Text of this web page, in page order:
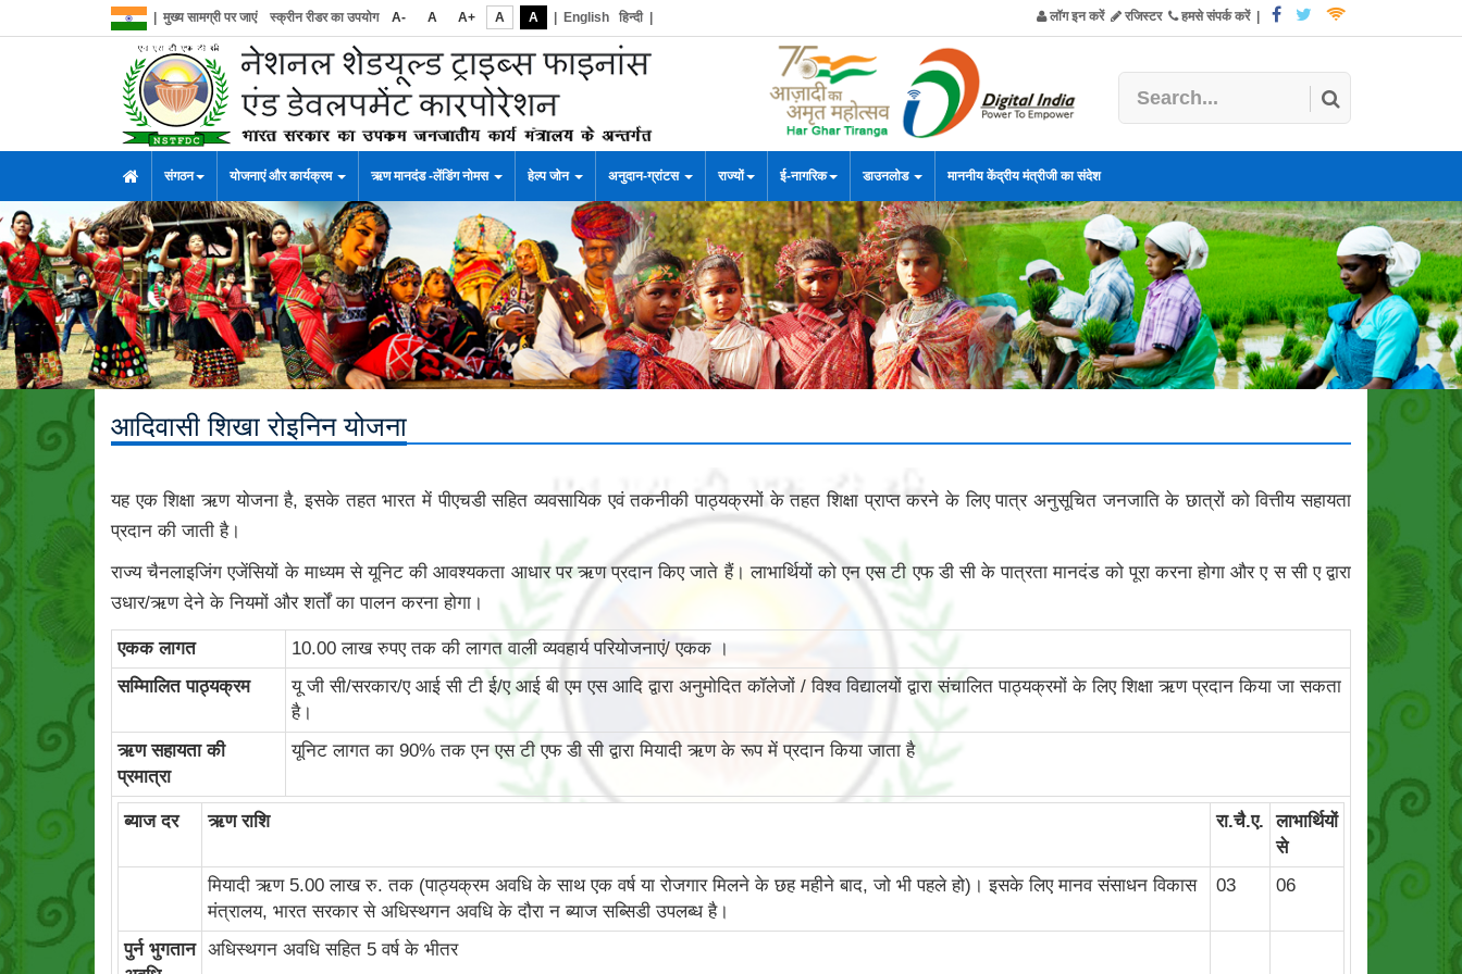
मुख्य सामग्री पर जाएं स्क्रीन रीडर का उपयोग A- A A+ A A English हिन्दी| लॉग इन करें रजिस्टर हमसे संपर्क करें|
संगठन योजनाएं और कार्यक्रम ऋण मानदंड -लेंडिंग नोमस हेल्प जोन अनुदान-ग्रांटस राज्यों ई-नागरिक डाउनलोड माननीय केंद्रीय मंत्रीजी का संदेश
आदिवासी शिखा रोइनिन योजना
यह एक शिक्षा ऋण योजना है, इसके तहत भारत में पीएचडी सहित व्यवसायिक एवं तकनीकी पाठ्यक्रमों के तहत शिक्षा प्राप्त करने के लिए पात्र अनुसूचित जनजाति के छात्रों को वित्तीय सहायता
प्रदान की जाती है।
राज्य चैनलाइजिंग एजेंसियों के माध्यम से यूनिट की आवश्यकता आधार पर ऋण प्रदान किए जाते हैं। लाभार्थियों को एन एस टी एफ डी सी के पात्रता मानदंड को पूरा करना होगा और ए स सी ए द्वारा
उधार/ऋण देने के नियमों और शर्तों का पालन करना होगा।
एकक लागत
10.00 लाख रुपए तक की लागत वाली व्यवहार्य परियोजनाएं/ एकक ।
सम्मिालित पाठ्यक्रम
यू जी सी/सरकार/ए आई सी टी ई/ए आई बी एम एस आदि द्वारा अनुमोदित कॉलेजों / विश्व विद्यालयों द्वारा संचालित पाठ्यक्रमों के लिए शिक्षा ऋण प्रदान किया जा सकता
है।
ऋण सहायता की
प्रमात्रा
यूनिट लागत का 90% तक एन एस टी एफ डी सी द्वारा मियादी ऋण के रूप में प्रदान किया जाता है
ब्‍याज दर ऋण राशि रा.चै.ए.
लाभार्थियों
से
मियादी ऋण 5.00 लाख रु. तक (पाठ्यक्रम अवधि के साथ एक वर्ष या रोजगार मिलने के छह महीने बाद, जो भी पहले हो)। इसके लिए मानव संसाधन विकास
मंत्रालय, भारत सरकार से अधिस्थगन अवधि के दौरा न ब्याज सब्सिडी उपलब्‍ध है।
03 06
पुर्न भुगतान अधिस्‍थगन अवधि सहित 5 वर्ष के भीतर